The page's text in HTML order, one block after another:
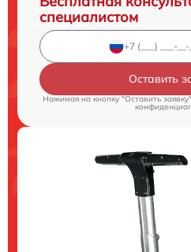
специалистом
Оставить
Нажимая на кнопку "Оставить